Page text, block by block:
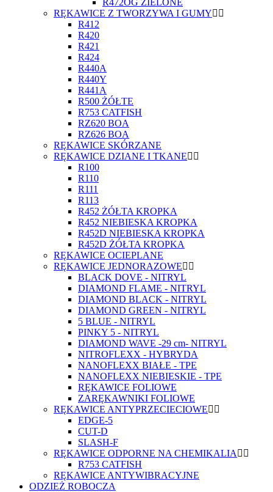
RĘKAWICE Z TWORZYWA I GUMY
R412
R420
R421
R424
R440A
R440Y
R441A
R500 ŻÓŁTE
R753 CATFISH
RZ620 BOA
RZ626 BOA
RĘKAWICE SKÓRZANE
RĘKAWICE DZIANE I TKANE
R100
R110
R111
R113
R452 ŻÓŁTA KROPKA
R452 NIEBIESKA KROPKA
R452D NIEBIESKA KROPKA
R452D ŻÓŁTA KROPKA
RĘKAWICE OCIEPLANE
RĘKAWICE JEDNORAZOWE
BLACK DOVE - NITRYL
DIAMOND FLAME - NITRYL
DIAMOND BLACK - NITRYL
DIAMOND GREEN - NITRYL
5 BLUE - NITRYL
PINKY 5 - NITRYL
DIAMOND WAVE -29 cm- NITRYL
NITROFLEXX - HYBRYDA
NANOFLEXX BIAŁE - TPE
NANOFLEXX NIEBIESKIE - TPE
RĘKAWICE FOLIOWE
ZARĘKAWNIKI FOLIOWE
RĘKAWICE ANTYPRZECIECIOWE
EDGE-5
CUT-D
SLASH-F
RĘKAWICE ODPORNE NA CHEMIKALIA
R753 CATFISH
RĘKAWICE ANTYWIBRACYJNE
ODZIEŻ ROBOCZA